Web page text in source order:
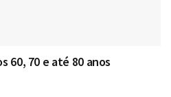
60, 70 e até 80 anos